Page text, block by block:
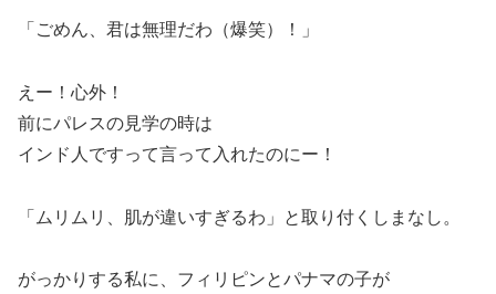
「ごめん、君は無理だわ（爆笑）！」
えー！心外！
前にパレスの見学の時は
インド人ですって言って入れたのにー！
「ムリムリ、肌が違いすぎるわ」と取り付くしまなし。
がっかりする私に、フィリピンとパナマの子が